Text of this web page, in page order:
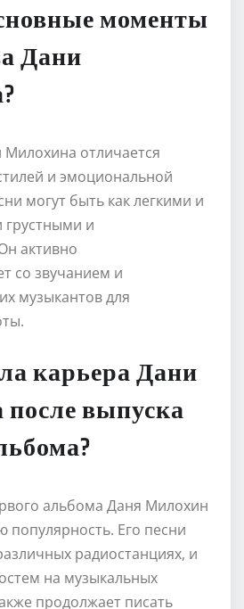
моменты
Дани
отличается
и эмоциональной
могут быть как легкими и
грустными и
активно
со звучанием и
музыкантов для
карьера Дани
выпуска
альбома Даня Милохин
популярность. Его песни
радиостанциях, и
на музыкальных
продолжает писать